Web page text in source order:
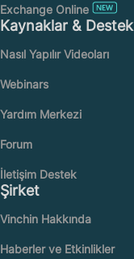
Exchange Online
Kaynaklar & Destek
Nasıl Yapılır Videoları
Webinars
Yardım Merkezi
Forum
İletişim Destek
Şirket
Vinchin Hakkında
Haberler ve Etkinlikler